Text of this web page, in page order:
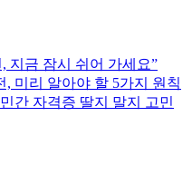
지금 잠시 쉬어 가세요”
미리 알아야 할 5가지 원칙
간 자격증 딸지 말지 고민